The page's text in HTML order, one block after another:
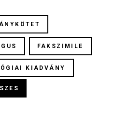
FAKSZIMILE
KIADVÁNY